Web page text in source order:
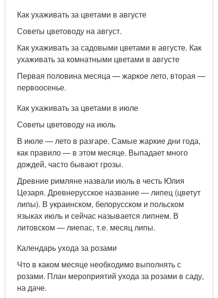
Как ухаживать за цветами в августе
Советы цветоводу на август.
Как ухаживать за садовыми цветами в августе. Как
ухаживать за комнатными цветами в августе
Первая половина месяца — жаркое лето, вторая —
первоосенье.
Как ухаживать за цветами в июле
Советы цветоводу на июль
В июле — лето в разгаре. Самые жаркие дни года,
как правило — в этом месяце. Выпадает много
дождей, часто бывают грозы.
Древние римляне назвали июль в честь Юлия
Цезаря. Древнерусское название — липец (цветут
липы). В украинском, белорусском и польском
языках июль и сейчас называется липнем. В
литовском — лиепас, т.е. месяц липы.
Календарь ухода за розами
Что в каком месяце необходимо выполнять с
розами. План мероприятий ухода за розами в саду,
на даче.